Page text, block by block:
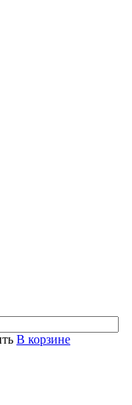
В корзине